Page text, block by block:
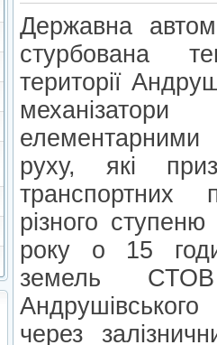
Державна
стурбована
території
руху, які
транспортних
різного
року о 15
земель СТОВ
через